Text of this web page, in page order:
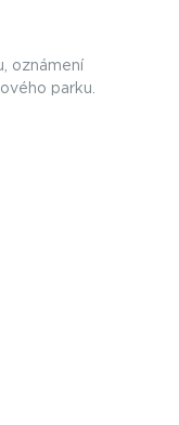
oznámení
parku.